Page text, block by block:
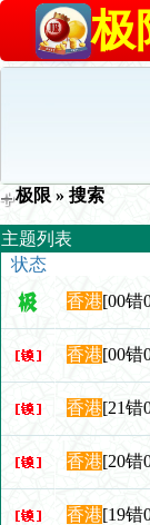
极
极限 » 搜索
主题列表
状态
香港[00错
香港[00错
香港[21错
香港[20错
香港[19错